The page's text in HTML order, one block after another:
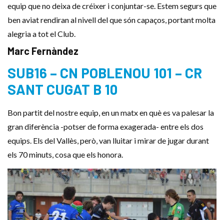
equip que no deixa de créixer i conjuntar-se. Estem segurs que
ben aviat rendiran al nivell del que són capaços, portant molta
alegria a tot el Club.
Marc Fernàndez
SUB16 – CN POBLENOU 101 – CR
SANT CUGAT B 10
Bon partit del nostre equip, en un matx en què es va palesar la
gran diferència -potser de forma exagerada- entre els dos
equips. Els del Vallès, però, van lluitar i mirar de jugar durant
els 70 minuts, cosa que els honora.